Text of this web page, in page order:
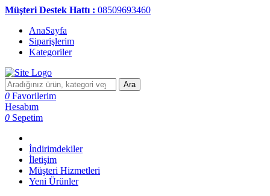
Müşteri Destek Hattı : 08509693460
AnaSayfa
Siparişlerim
Kategoriler
Ara
0 Favorilerim
Hesabım
0 Sepetim
İndirimdekiler
İletişim
Müşteri Hizmetleri
Yeni Ürünler